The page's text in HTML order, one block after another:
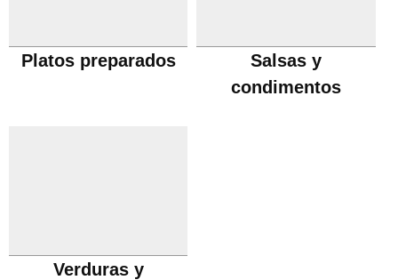
Platos preparados
Salsas y
condimentos
Verduras y